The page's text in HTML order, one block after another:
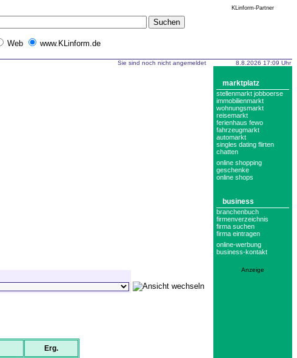
KLinform-Partner
Web www.KLinform.de
Sie sind noch nicht angemeldet
Erg.
8.8.2026 17:09 Uhr
marktplatz
stellenmarkt jobboerse
immobilienmarkt
wohnungsmarkt
reisemarkt
ferienhaus fewo
fahrzeugmarkt
automarkt
singles dating flirten
chatten
online shopping
geschenke
online shops
business
branchenbuch
firmenverzeichnis
firma suchen
firma eintragen
online-werbung
business-kontakt
Anzeige